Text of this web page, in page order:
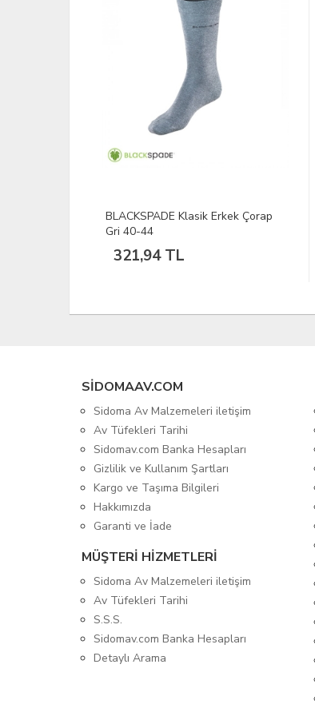
SPRO POLEPOSITION Tungsten
Macun Barı 1/8
341,33 TL
SIDOMAAV.COM
Sidoma Av Malzemeleri iletişim
Av Tüfekleri Tarihi
Sidomav.com Banka Hesapları
Gizlilik ve Kullanım Şartları
Kargo ve Taşıma Bilgileri
Hakkımızda
Garanti ve İade
MÜŞTERİ HİZMETLERİ
Sidoma Av Malzemeleri iletişim
Av Tüfekleri Tarihi
S.S.S.
Sidomav.com Banka Hesapları
Detaylı Arama